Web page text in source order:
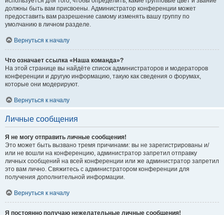
должны быть вам присвоены. Администратор конференции может
предоставить вам разрешение самому изменять вашу группу по
умолчанию в личном разделе.
Вернуться к началу
Что означает ссылка «Наша команда»?
На этой странице вы найдёте список администраторов и модераторов
конференции и другую информацию, такую как сведения о форумах,
которые они модерируют.
Вернуться к началу
Личные сообщения
Я не могу отправить личные сообщения!
Это может быть вызвано тремя причинами: вы не зарегистрированы и/
или не вошли на конференцию, администратор запретил отправку
личных сообщений на всей конференции или же администратор запретил
это вам лично. Свяжитесь с администратором конференции для
получения дополнительной информации.
Вернуться к началу
Я постоянно получаю нежелательные личные сообщения!